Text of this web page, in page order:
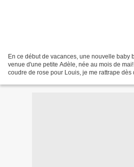
En ce début de vacances, une nouvelle baby
venue d'une petite Adèle, née au mois de
coudre de rose pour Louis, je me rattrape